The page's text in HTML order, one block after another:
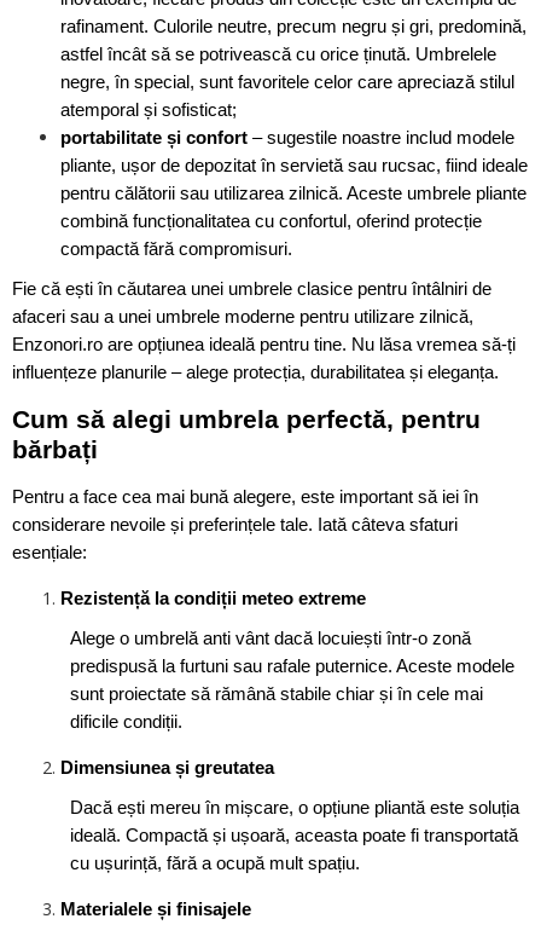
rafinament. Culorile neutre, precum negru și gri, predomină,
astfel încât să se potrivească cu orice ținută. Umbrelele
negre, în special, sunt favoritele celor care apreciază stilul
atemporal și sofisticat;
portabilitate și confort – sugestile noastre includ modele
pliante, ușor de depozitat în servietă sau rucsac, fiind ideale
pentru călătorii sau utilizarea zilnică. Aceste umbrele pliante
combină funcționalitatea cu confortul, oferind protecție
compactă fără compromisuri.
Fie că ești în căutarea unei umbrele clasice pentru întâlniri de
afaceri sau a unei umbrele moderne pentru utilizare zilnică,
Enzonori.ro are opțiunea ideală pentru tine. Nu lăsa vremea să-ți
influențeze planurile – alege protecția, durabilitatea și eleganța.
Cum să alegi umbrela perfectă, pentru
bărbați
Pentru a face cea mai bună alegere, este important să iei în
considerare nevoile și preferințele tale. Iată câteva sfaturi
esențiale:
Rezistență la condiții meteo extreme
Alege o umbrelă anti vânt dacă locuiești într-o zonă
predispusă la furtuni sau rafale puternice. Aceste modele
sunt proiectate să rămână stabile chiar și în cele mai
dificile condiții.
Dimensiunea și greutatea
Dacă ești mereu în mișcare, o opțiune pliantă este soluția
ideală. Compactă și ușoară, aceasta poate fi transportată
cu ușurință, fără a ocupă mult spațiu.
Materialele și finisajele